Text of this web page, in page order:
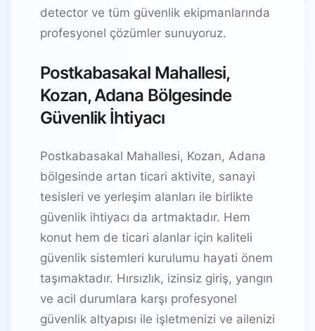
detector ve tüm güvenlik ekipmanlarında
profesyonel çözümler sunuyoruz.
Postkabasakal Mahallesi,
Kozan, Adana Bölgesinde
Güvenlik İhtiyacı
Postkabasakal Mahallesi, Kozan, Adana
bölgesinde artan ticari aktivite, sanayi
tesisleri ve yerleşim alanları ile birlikte
güvenlik ihtiyacı da artmaktadır. Hem
konut hem de ticari alanlar için kaliteli
güvenlik sistemleri kurulumu hayati önem
taşımaktadır. Hırsızlık, izinsiz giriş, yangın
ve acil durumlara karşı profesyonel
güvenlik altyapısı ile işletmenizi ve ailenizi